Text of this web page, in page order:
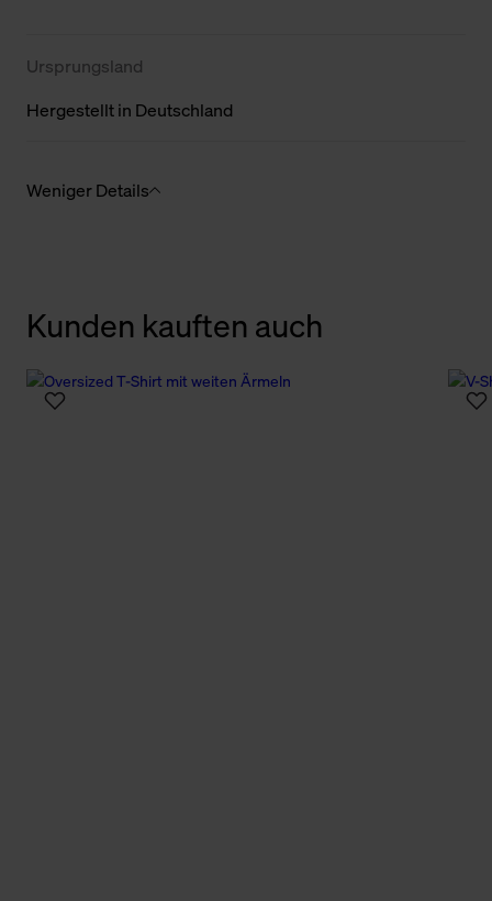
Ursprungsland
Hergestellt in Deutschland
Weniger Details
Kunden kauften auch